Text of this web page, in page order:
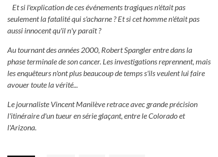
Et si l'explication de ces événements tragiques n'était pas
seulement la fatalité qui s'acharne ? Et si cet homme n'était pas
aussi innocent qu'il n'y paraît ?
Au tournant des années 2000, Robert Spangler entre dans la
phase terminale de son cancer. Les investigations reprennent, mais
les enquêteurs n'ont plus beaucoup de temps s'ils veulent lui faire
avouer toute la vérité...
Le journaliste Vincent Manilève retrace avec grande précision
l'itinéraire d'un tueur en série glaçant, entre le Colorado et
l'Arizona.